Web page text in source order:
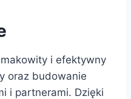
i efektywny
oraz budowanie
i partnerami. Dzięki